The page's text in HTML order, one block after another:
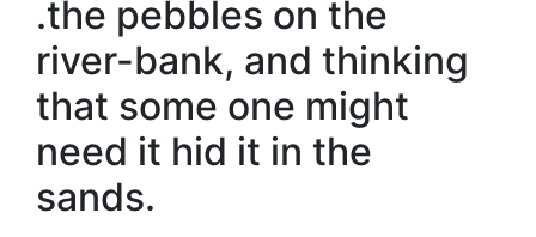
.the pebbles on the
river-bank, and thinking
that some one might
need it hid it in the
sands.